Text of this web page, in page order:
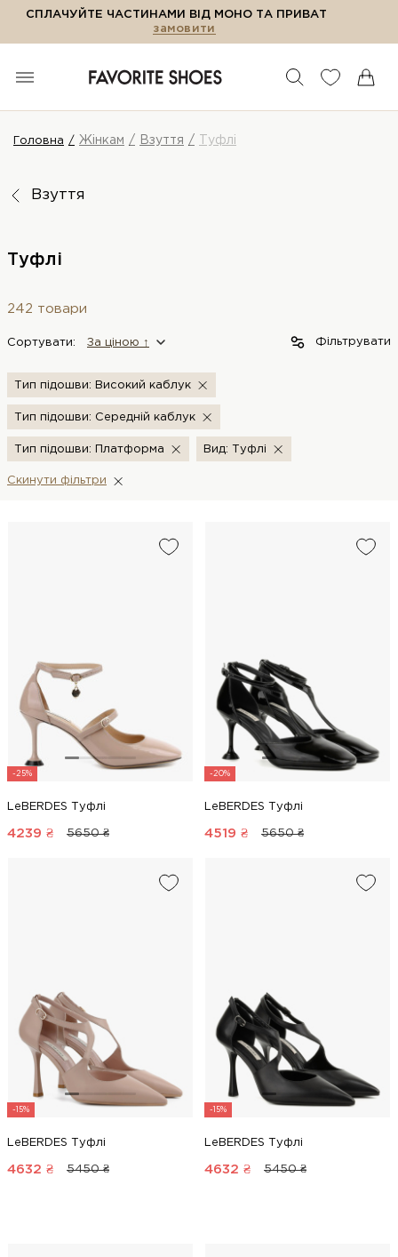
СПЛАЧУЙТЕ ЧАСТИНАМИ ВІД МОНО ТА ПРИВАТ
замовити
Головна Жінкам Взуття Туфлі
Взуття
Туфлі
242 товари
Сортувати: За цiною ↑ Фільтрувати
Тип підошви: Високий каблук
Тип підошви: Середній каблук
Тип підошви: Платформа Вид: Туфлі
Скинути фiльтри
-25%
LeBERDES Туфлі
4239 ₴ 5650 ₴
-20%
LeBERDES Туфлі
4519 ₴ 5650 ₴
-15%
LeBERDES Туфлі
4632 ₴ 5450 ₴
-15%
LeBERDES Туфлі
4632 ₴ 5450 ₴